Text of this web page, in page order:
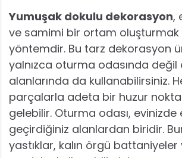
Yumuşak dokulu dekorasyon,
ve samimi bir ortam oluşturmak
yöntemdir. Bu tarz dekorasyon
yalnızca oturma odasında değil
alanlarında da kullanabilirsiniz.
parçalarla adeta bir huzur
gelebilir. Oturma odası, evinizde
geçirdiğiniz alanlardan biridir.
yastıklar, kalın örgü